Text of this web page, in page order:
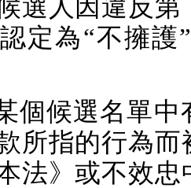
選人因違反第
定為“不擁護
個候選名單中
所指的行為而
法》或不效忠